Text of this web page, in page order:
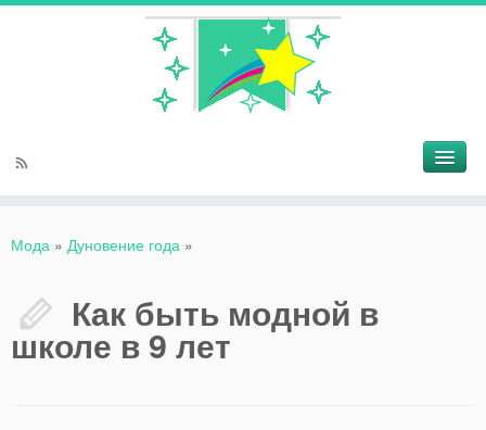
Мода » Дуновение года »
Как быть модной в
школе в 9 лет